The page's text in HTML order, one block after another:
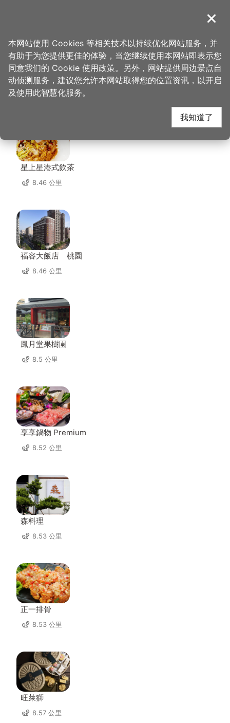
導覽
首页 > 想去的地方 > 住宿 > 豆子一家轻旅
豆子一家轻旅 周边店家
星上星港式飲茶
8.46 公里
福容大飯店 桃園
8.46 公里
鳳月堂果樹園
8.5 公里
享享鍋物 Premium
8.52 公里
森料理
8.53 公里
正一排骨
8.53 公里
旺萊獅
8.57 公里
关闭
本网站使用 Cookies 等相关技术以持续优化网站服务，并
有助于为您提供更佳的体验，当您继续使用本网站即表示您
同意我们的 Cookie 使用政策。另外，网站提供周边景点自
动侦测服务，建议您允许本网站取得您的位置资讯，以开启
及使用此智慧化服务。
我知道了